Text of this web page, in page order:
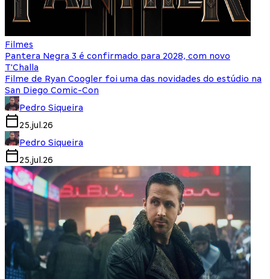
Filmes
Pantera Negra 3 é confirmado para 2028, com novo
T'Challa
Filme de Ryan Coogler foi uma das novidades do estúdio na
San Diego Comic-Con
Pedro Siqueira
25.jul.26
Pedro Siqueira
25.jul.26